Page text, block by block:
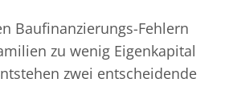
Baufinanzierungs-Fehlern
zu wenig Eigenkapital
zwei entscheidende